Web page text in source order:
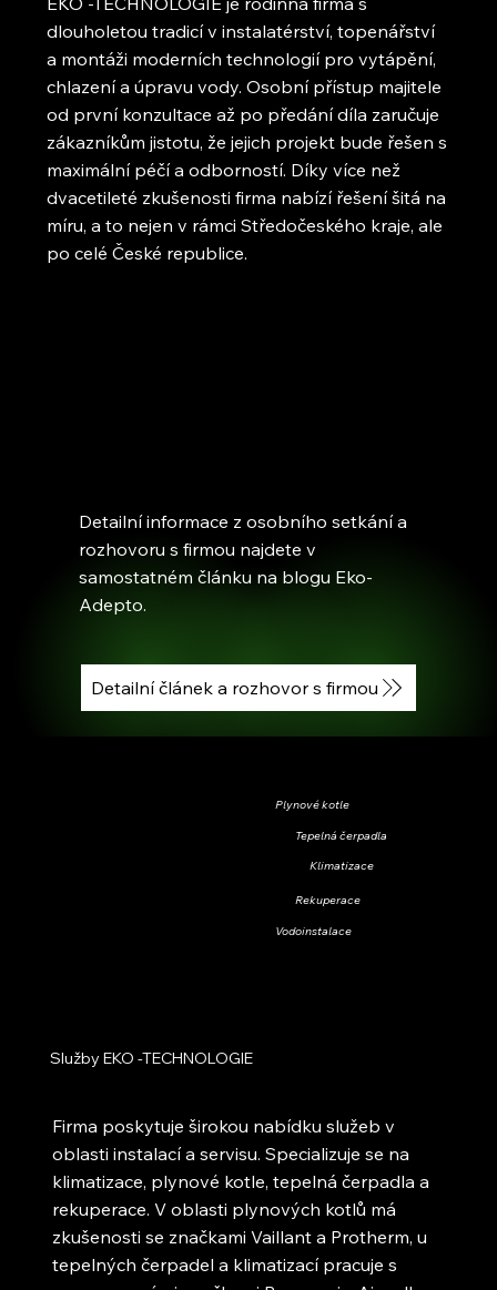
dlouholetou tradicí v instalatérství, topenářství
a montáži moderních technologií pro vytápění,
chlazení a úpravu vody. Osobní přístup majitele
od první konzultace až po předání díla zaručuje
zákazníkům jistotu, že jejich projekt bude řešen s
maximální péčí a odborností. Díky více než
dvacetileté zkušenosti firma nabízí řešení šitá na
míru, a to nejen v rámci Středočeského kraje, ale
po celé České republice.
Detailní informace z osobního setkání a
rozhovoru s firmou najdete v
samostatném článku na blogu Eko-
Adepto.
Detailní článek a rozhovor s firmou
Plynové kotle
Tepelná čerpadla
Klimatizace
Rekuperace
Vodoinstalace
Služby EKO -TECHNOLOGIE
Firma poskytuje širokou nabídku služeb v
oblasti instalací a servisu. Specializuje se na
klimatizace, plynové kotle, tepelná čerpadla a
rekuperace. V oblasti plynových kotlů má
zkušenosti se značkami Vaillant a Protherm, u
tepelných čerpadel a klimatizací pracuje s